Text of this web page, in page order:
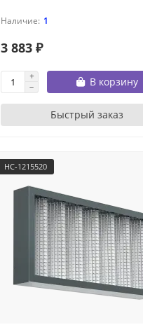
1
3 883 ₽
В корзину
Быстрый заказ
НС-1215520